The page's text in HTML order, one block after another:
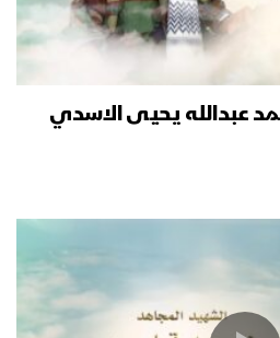
عبدالله يحيى الاسدي